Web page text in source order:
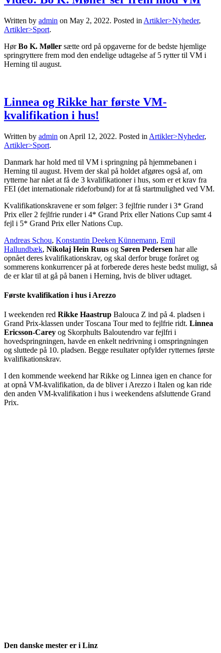
Written by admin on May 2, 2022. Posted in Artikler>Nyheder,
Artikler>Sport.
HørBo K. Møller sætte ord på opgaverne for de bedste hjemlige
springryttere frem mod den endelige udtagelse af 5 rytter til VM i
Herning til august.
Linnea og Rikke har første VM-
kvalifikation i hus!
Written by admin on April 12, 2022. Posted in Artikler>Nyheder,
Artikler>Sport.
Danmark har hold med til VM i springning på hjemmebanen i
Herning til august. Hvem der skal på holdet afgøres også af, om
rytterne har nået at få de 3 kvalifikationer i hus, som er et krav fra
FEI (det internationale rideforbund) for at få startmulighed ved VM.
Kvalifikationskravene er som følger: 3 fejlfrie runder i 3* Grand
Prix eller 2 fejlfrie runder i 4* Grand Prix eller Nations Cup samt 4
fejl i 5* Grand Prix eller Nations Cup.
Andreas Schou, Konstantin Deeken Künnemann, Emil
Hallundbæk, Nikolaj Hein Ruus og Søren Pedersen har alle
opnået deres kvalifikationskrav, og skal derfor bruge foråret og
sommerens konkurrencer på at forberede deres heste bedst muligt, så
de er klar til at gå på banen i Herning, hvis de bliver udtaget.
Første kvalifikation i hus i Arezzo
I weekenden red Rikke Haastrup Balouca Z ind på 4. pladsen i
Grand Prix-klassen under Toscana Tour med to fejlfrie ridt. Linnea
Ericsson-Carey og Skorphults Baloutendro var fejlfri i
hovedspringningen, havde en enkelt nedrivning i omspringningen
og sluttede på 10. pladsen. Begge resultater opfylder rytternes første
kvalifikationskrav.
I den kommende weekend har Rikke og Linnea igen en chance for
at opnå VM-kvalifikation, da de bliver i Arezzo i Italen og kan ride
den anden VM-kvalifikation i hus i weekendens afsluttende Grand
Prix.
Den danske mester er i Linz